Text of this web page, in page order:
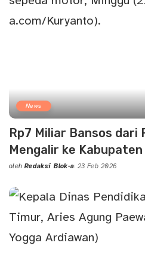
News
Rp7 Miliar Bansos dari
Mengalir ke Kabupaten
Posted
oleh Redaksi Blok-a 23 Feb 2026